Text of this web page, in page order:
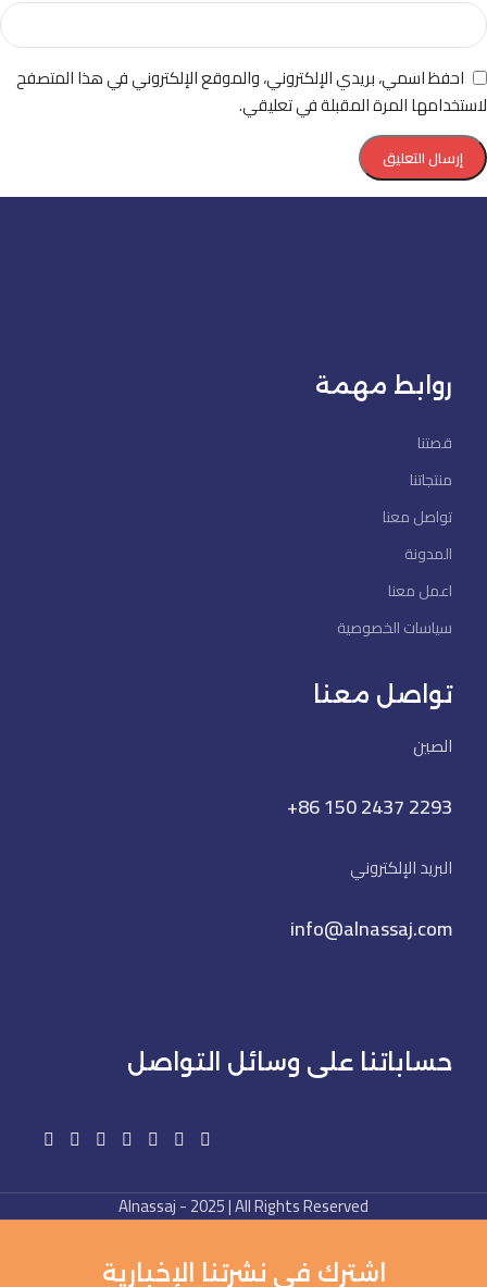
احفظ اسمي، بريدي الإلكتروني، والموقع الإلكتروني في هذا المتصفح
لاستخدامها المرة المقبلة في تعليقي.
روابط مهمة
قصتنا
منتجاتنا
تواصل معنا
المدونة
اعمل معنا
سياسات الخصوصية
تواصل معنا
الصين
+86 150 2437 2293
البريد الإلكتروني
info@alnassaj.com
حساباتنا على وسائل التواصل
Alnassaj - 2025 | All Rights Reserved
اشترك في نشرتنا الإخبارية